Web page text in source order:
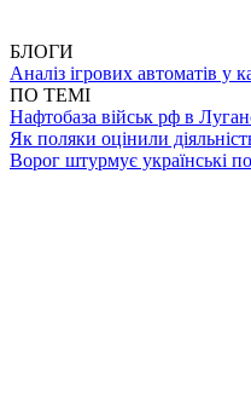
БЛОГИ
Аналіз ігрових автоматів у
ПО ТЕМІ
Нафтобаза військ рф в
Як поляки оцінили
Ворог штурмує українські